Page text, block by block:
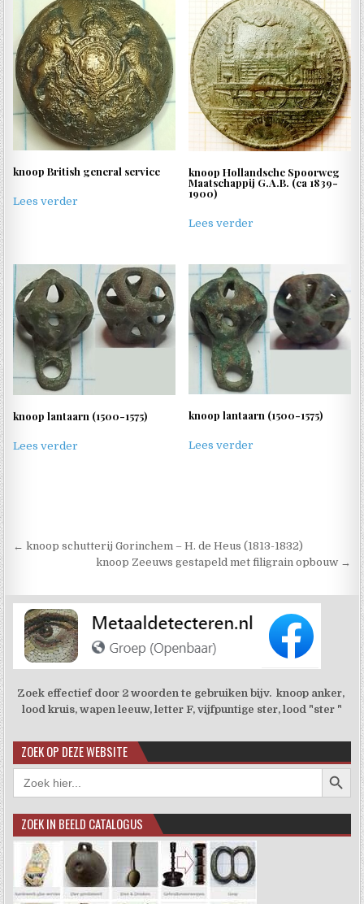
knoop British general service
Lees verder
knoop Hollandsche Spoorweg
Maatschappij G.A.B. (ca 1839-
1900)
Lees verder
knoop lantaarn (1500-1575)
Lees verder
knoop lantaarn (1500-1575)
Lees verder
Berichtnavigatie
← knoop schutterij Gorinchem – H. de Heus (1813-1832)
knoop Zeeuws gestapeld met filigrain opbouw →
Zoek effectief door 2 woorden te gebruiken bijv. knoop anker,
lood kruis, wapen leeuw, letter F, vijfpuntige ster, lood "ster "
ZOEK OP DEZE WEBSITE
Zoek
naar:
ZOEK IN BEELD CATALOGUS